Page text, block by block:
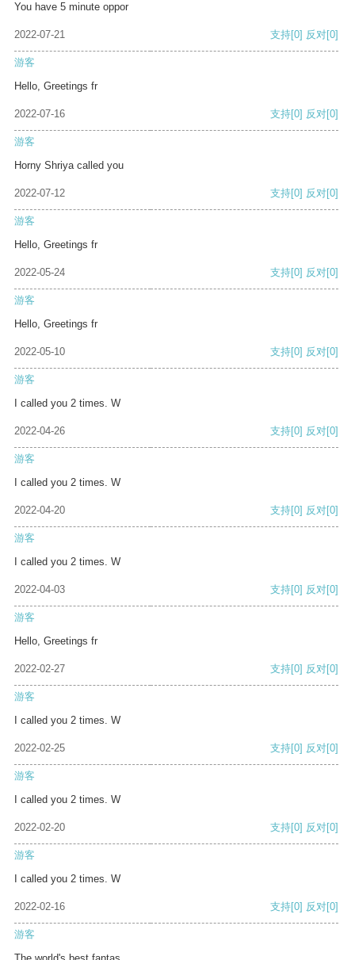
You have 5 minute oppor
2022-07-21 支持[0] 反对[0]
游客
Hello, Greetings fr
2022-07-16 支持[0] 反对[0]
游客
Horny Shriya called you
2022-07-12 支持[0] 反对[0]
游客
Hello, Greetings fr
2022-05-24 支持[0] 反对[0]
游客
Hello, Greetings fr
2022-05-10 支持[0] 反对[0]
游客
I called you 2 times. W
2022-04-26 支持[0] 反对[0]
游客
I called you 2 times. W
2022-04-20 支持[0] 反对[0]
游客
I called you 2 times. W
2022-04-03 支持[0] 反对[0]
游客
Hello, Greetings fr
2022-02-27 支持[0] 反对[0]
游客
I called you 2 times. W
2022-02-25 支持[0] 反对[0]
游客
I called you 2 times. W
2022-02-20 支持[0] 反对[0]
游客
I called you 2 times. W
2022-02-16 支持[0] 反对[0]
游客